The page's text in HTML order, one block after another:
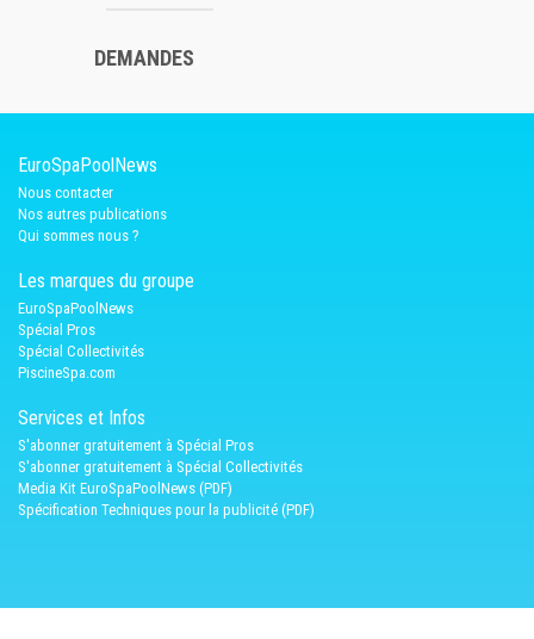
DEMANDES
EuroSpaPoolNews
Nous contacter
Nos autres publications
Qui sommes nous ?
Les marques du groupe
EuroSpaPoolNews
Spécial Pros
Spécial Collectivités
PiscineSpa.com
Services et Infos
S'abonner gratuitement à Spécial Pros
S'abonner gratuitement à Spécial Collectivités
Media Kit EuroSpaPoolNews (PDF)
Spécification Techniques pour la publicité (PDF)